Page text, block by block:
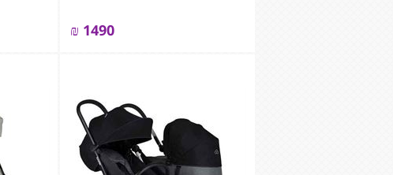
1490
₪